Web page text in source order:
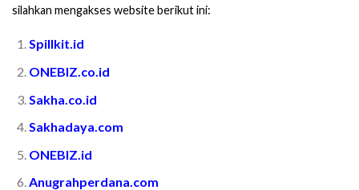
silahkan mengakses website berikut ini:
Spillkit.id
ONEBIZ.co.id
Sakha.co.id
Sakhadaya.com
ONEBIZ.id
Anugrahperdana.com